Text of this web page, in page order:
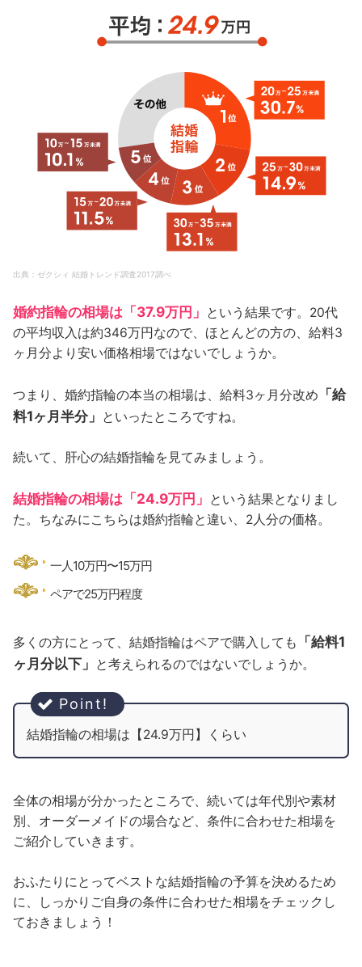
出典：ゼクシィ 結婚トレンド調査2017調べ
婚約指輪の相場は「37.9万円」 という結果です。20代
の平均収入は約346万円なので、ほとんどの方の、給料3
ヶ月分より安い価格相場ではないでしょうか。
つまり、婚約指輪の本当の相場は、給料3ヶ月分改め 「給
料1ヶ月半分」 といったところですね。
続いて、肝心の結婚指輪を見てみましょう。
結婚指輪の相場は「24.9万円」 という結果となりまし
た。ちなみにこちらは婚約指輪と違い、2人分の価格。
一人10万円〜15万円
ペアで25万円程度
多くの方にとって、結婚指輪はペアで購入しても
「給料1
ヶ月分以下」 と考えられるのではないでしょうか。
結婚指輪の相場は【24.9万円】くらい
全体の相場が分かったところで、続いては年代別や素材
別、オーダーメイドの場合など、条件に合わせた相場を
ご紹介していきます。
おふたりにとってベストな結婚指輪の予算を決めるため
に、しっかりご自身の条件に合わせた相場をチェックし
ておきましょう！